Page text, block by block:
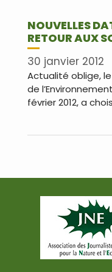
NOUVELLES
RETOUR AUX
30 janvier 2012
Actualité oblige,
de
février 2012, a